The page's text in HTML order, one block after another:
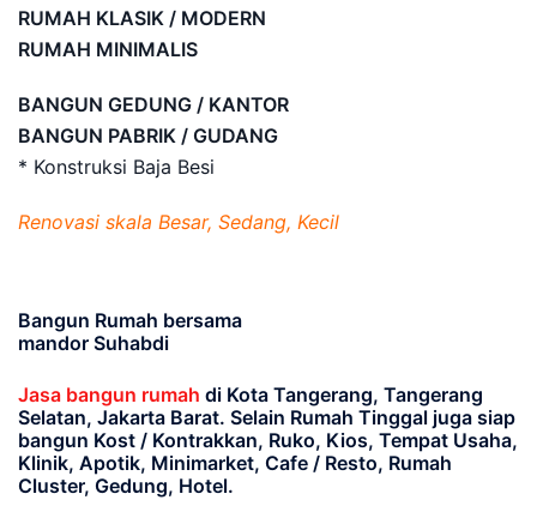
RUMAH KLASIK / MODERN
RUMAH MINIMALIS
BANGUN GEDUNG / KANTOR
BANGUN PABRIK / GUDANG
* Konstruksi Baja Besi
Renovasi skala Besar, Sedang, Kecil
Bangun Rumah bersama
mandor Suhabdi
Jasa bangun rumah di Kota Tangerang, Tangerang
Selatan, Jakarta Barat. Selain Rumah Tinggal juga siap
bangun Kost / Kontrakkan, Ruko, Kios, Tempat Usaha,
Klinik, Apotik, Minimarket, Cafe / Resto, Rumah
Cluster, Gedung, Hotel.